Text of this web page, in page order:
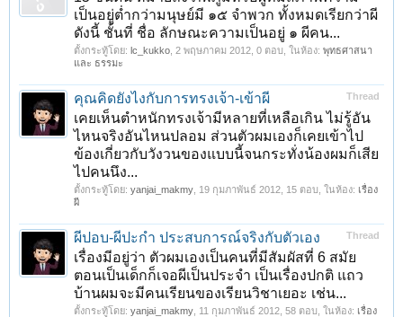
เป็นอยู่ต่ำกว่ามนุษย์มี ๑๕ จำพวก ทั้งหมดเรียกว่าผี
ดังนี้ ชั้นที่ ชื่อ ลักษณะความเป็นอยู่ ๑ ผีคน...
ตั้งกระทู้โดย: lc_kukko 2 พฤษภาคม 2012 , 0 ตอบ, ในห้อง: พุทธศาสนา
และ ธรรมะ
Thread
คุณคิดยังไงกับการทรงเจ้า-เข้าผี
เคยเห็นตำหนักทรงเจ้ามีหลายที่เหลือเกิน ไม่รู้อัน
ไหนจริงอันไหนปลอม ส่วนตัวผมเองก็เคยเข้าไป
ข้องเกี่ยวกับวังวนของแบบนี้จนกระทั่งน้องผมก็เสีย
ไปคนนึง...
ตั้งกระทู้โดย: yanjai_makmy 19 กุมภาพันธ์ 2012 , 15 ตอบ, ในห้อง: เรื่อง
ผี
Thread
ผีปอบ-ผีปะกำ ประสบการณ์จริงกับตัวเอง
เรื่องมีอยู่ว่า ตัวผมเองเป็นคนที่มีสัมผัสที่ 6 สมัย
ตอนเป็นเด็กก็เจอผีเป็นประจำ เป็นเรื่องปกติ แถว
บ้านผมจะมีคนเรียนของเรียนวิชาเยอะ เช่น...
ตั้งกระทู้โดย: yanjai_makmy 11 กุมภาพันธ์ 2012 , 58 ตอบ, ในห้อง: เรื่อง